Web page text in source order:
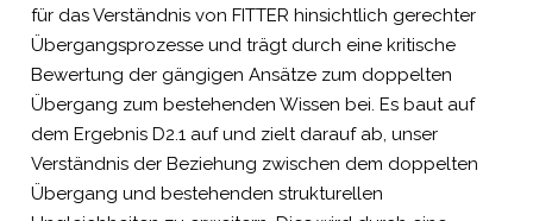
für das Verständnis von FITTER hinsichtlich gerechter
Übergangsprozesse und trägt durch eine kritische
Bewertung der gängigen Ansätze zum doppelten
Übergang zum bestehenden Wissen bei. Es baut auf
dem Ergebnis D2.1 auf und zielt darauf ab, unser
Verständnis der Beziehung zwischen dem doppelten
Übergang und bestehenden strukturellen